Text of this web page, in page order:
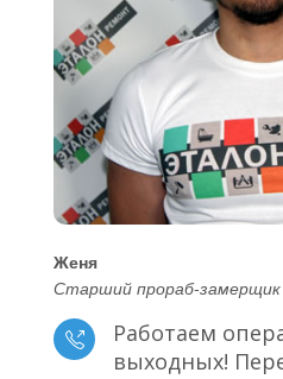
Женя
Старший прораб-замерщик
Работаем
выходных!